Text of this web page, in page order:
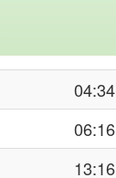
04:34
06:16
13:16